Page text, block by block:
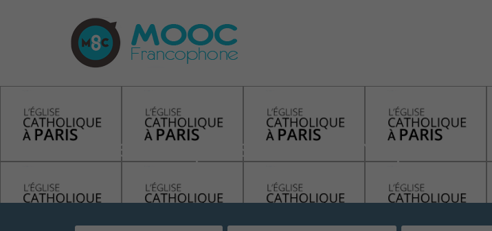
diocese de paris mooc francophone